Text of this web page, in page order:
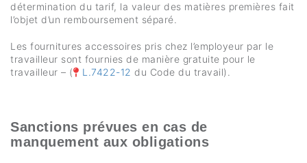
détermination du tarif, la valeur des matières premières fait
l’objet d’un remboursement séparé.
Les fournitures accessoires pris chez l’employeur par le
travailleur sont fournies de manière gratuite pour le
travailleur – (
L.7422-12 du Code du travail).
Sanctions prévues en cas de
manquement aux obligations